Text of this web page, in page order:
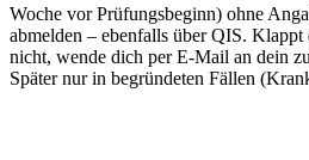
Woche vor Prüfungsbeginn) ohne
abmelden – ebenfalls über QIS.
nicht, wende dich per E-Mail an dein
Später nur in begründeten Fällen